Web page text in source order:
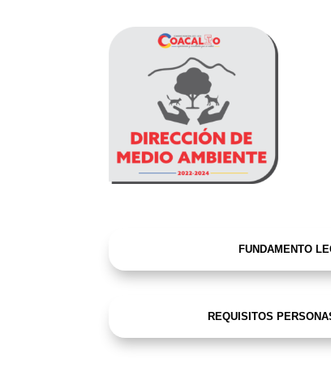
FUNDAMENTO
REQUISITOS